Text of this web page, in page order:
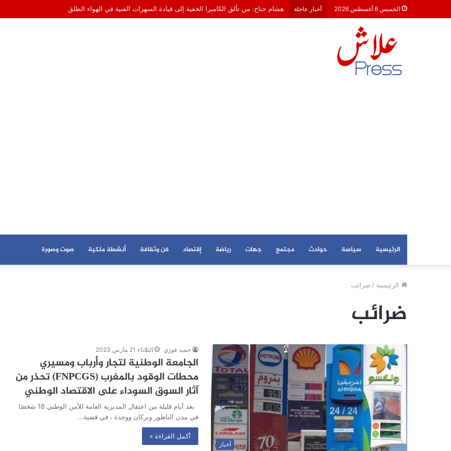
الخميس 6 أغسطس 2026 أخبار عاجلة معركة 23 شتنبر 2026: هل أصبحت الأحزاب السياسية مجرد محطات لـ “الترحال الانتخابي”؟
الرئيسية سياسة حوادث مجتمع جهات رياضة إقتصاد فن وثقافة أنشطة ملكية صوت وصورة
الرئيسية / ضرائب
ضرائب
أخبار
حميد فوزي الثلاثاء 21 مارس 2023
الجامعة الوطنية لتجار وأرباب ومسيري
محطات الوقود بالمغرب (FNPCGS) تحذر من
آثار السوق السوداء على الاقتصاد الوطني
بعد أيام قليلة من اعتقال المديرية العامة للأمن الوطني 18 شخصًا
في مدن الناظور وبركان ووجدة ، في قضية…
أكمل القراءة »